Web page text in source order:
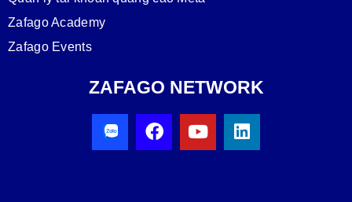
Zafago Academy
Zafago Events
ZAFAGO NETWORK